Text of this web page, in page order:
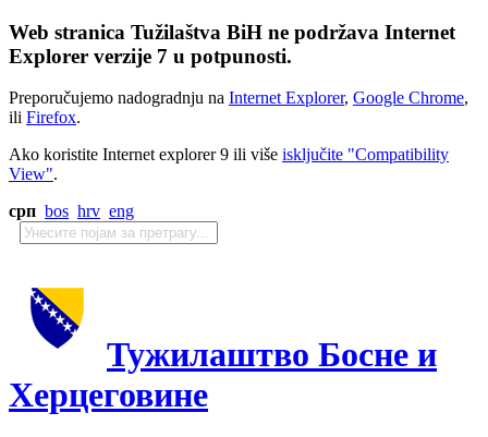
Web stranica Tužilaštva BiH ne podržava Internet
Explorer verzije 7 u potpunosti.
Preporučujemo nadogradnju na Internet Explorer, Google Chrome,
ili Firefox.
Ako koristite Internet explorer 9 ili više isključite "Compatibility
View".
срп bos hrv eng
Тужилаштво Босне и
Херцеговине